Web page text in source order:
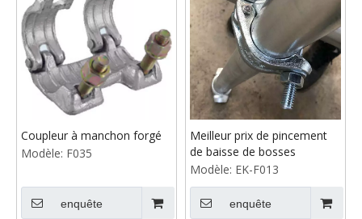
Coupleur à manchon forgé
Modèle: F035
enquête
Meilleur prix de pincement
de baisse de bosses
Modèle: EK-F013
enquête